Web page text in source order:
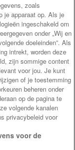
zoals
je apparaat op. Als je
ingeschakeld om
onder „Wij en
doeleinden”. Als
intrekt, worden deze
zijn sommige content
voor jou. Je kunt
of je toestemming
beheren onder
op de pagina te
volgende kanalen
privacybeleid voor
voor de